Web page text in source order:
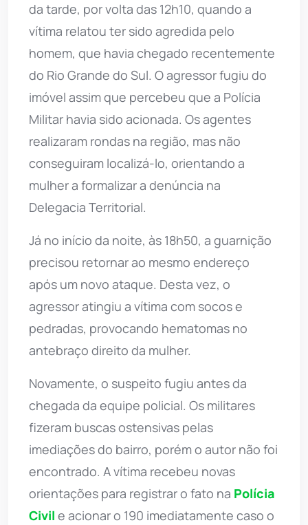
da tarde, por volta das 12h10, quando a
vítima relatou ter sido agredida pelo
homem, que havia chegado recentemente
do Rio Grande do Sul. O agressor fugiu do
imóvel assim que percebeu que a Polícia
Militar havia sido acionada. Os agentes
realizaram rondas na região, mas não
conseguiram localizá-lo, orientando a
mulher a formalizar a denúncia na
Delegacia Territorial.
Já no início da noite, às 18h50, a guarnição
precisou retornar ao mesmo endereço
após um novo ataque. Desta vez, o
agressor atingiu a vítima com socos e
pedradas, provocando hematomas no
antebraço direito da mulher.
Novamente, o suspeito fugiu antes da
chegada da equipe policial. Os militares
fizeram buscas ostensivas pelas
imediações do bairro, porém o autor não foi
encontrado. A vítima recebeu novas
orientações para registrar o fato na Polícia
Civil e acionar o 190 imediatamente caso o